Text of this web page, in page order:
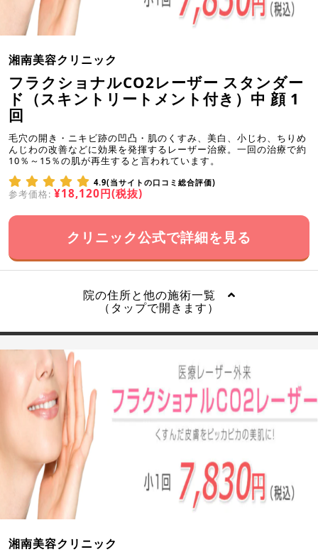
湘南美容クリニック
フラクショナルCO2レーザー スタンダー
ド（スキントリートメント付き）中 顔 1
回
毛穴の開き・ニキビ跡の凹凸・肌のくすみ、美白、小じわ、ちりめ
んじわの改善などに効果を発揮するレーザー治療。一回の治療で約
10％～15％の肌が再生すると言われています。
4.9(当サイトの口コミ総合評価)
参考価格: ¥18,120円(税抜)
クリニック公式で詳細を見る
院の住所と他の施術一覧
（タップで開きます）
湘南美容クリニック